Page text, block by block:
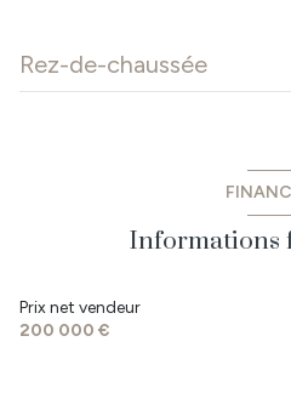
Rez-de-chaussée
WC
Informations
Prix net vendeur
200 000 €